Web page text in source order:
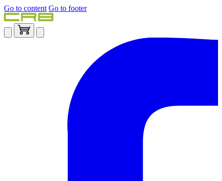
Go to content Go to footer